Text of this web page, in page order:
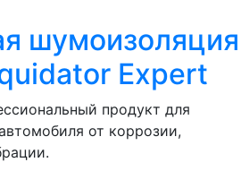
шумоизоляция
Expert
продукт для
от коррозии,